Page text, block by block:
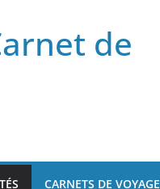
de
CARNETS DE VOYAGE